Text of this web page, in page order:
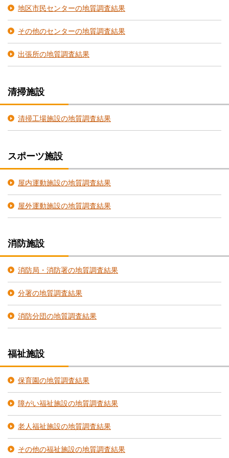
地区市民センターの地質調査結果
その他のセンターの地質調査結果
出張所の地質調査結果
清掃施設
清掃工場施設の地質調査結果
スポーツ施設
屋内運動施設の地質調査結果
屋外運動施設の地質調査結果
消防施設
消防局・消防署の地質調査結果
分署の地質調査結果
消防分団の地質調査結果
福祉施設
保育園の地質調査結果
障がい福祉施設の地質調査結果
老人福祉施設の地質調査結果
その他の福祉施設の地質調査結果